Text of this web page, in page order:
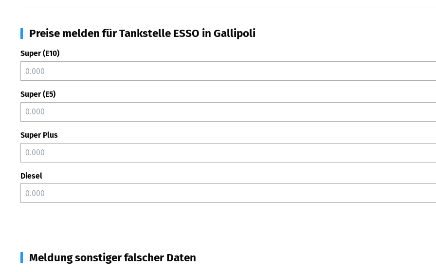
Preise melden für Tankstelle ESSO in Gallipoli
Super (E10)
Super (E5)
Super Plus
Diesel
Meldung sonstiger falscher Daten